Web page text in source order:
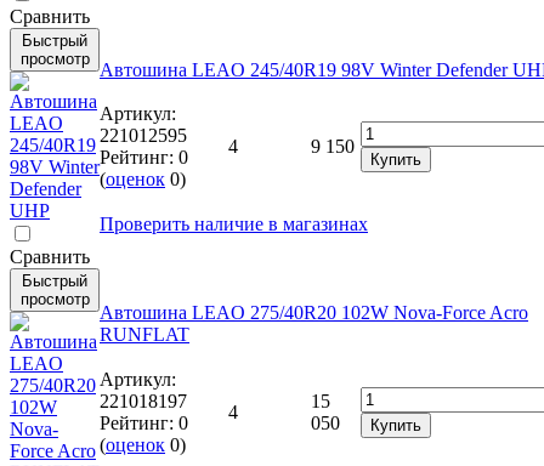
Cравнить
Быстрый
просмотр
Cравнить
Автошина LEAO 245/40R19 98V Winter Defender
Артикул:
221012595
Рейтинг: 0
(оценок 0)
4 9 150
Купить
Проверить наличие в магазинах
Быстрый
просмотр
Автошина LEAO 275/40R20 102W Nova-Force Acro
RUNFLAT
Артикул:
221018197
Рейтинг: 0
(оценок 0)
4
15
050
Купить